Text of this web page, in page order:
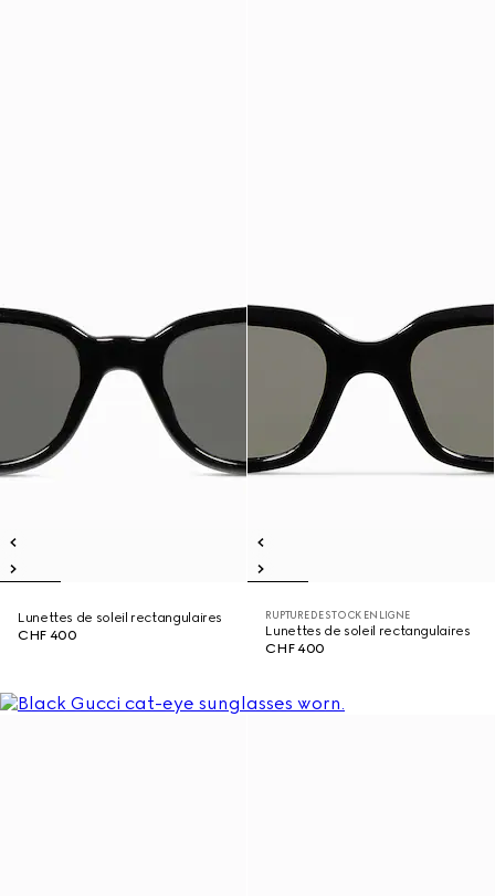
Lunettes de soleil rectangulaires
CHF 400
RUPTURE DE STOCK EN LIGNE
Lunettes de soleil rectangulaires
CHF 400